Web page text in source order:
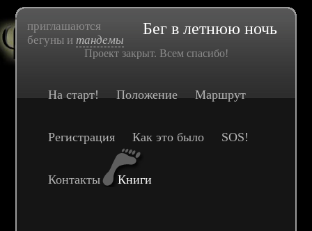
приглашаются
бегуны итандемы
Бег в летнюю ночь
Проект закрыт. Всем спасибо!
На старт! Положение Маршрут
Регистрация Как это было SOS!
Контакты Книги